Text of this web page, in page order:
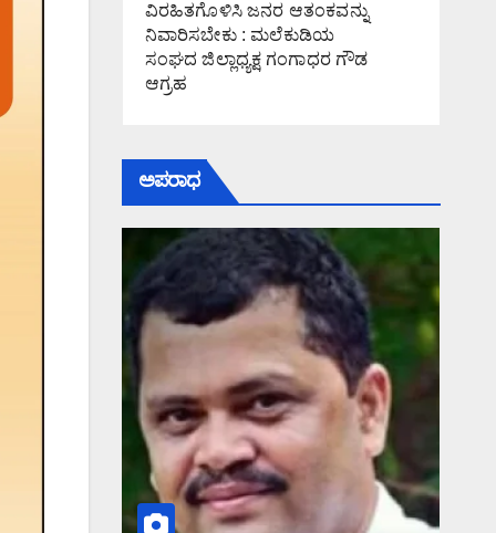
ವಿರಹಿತಗೊಳಿಸಿ ಜನರ ಆತಂಕವನ್ನು
ನಿವಾರಿಸಬೇಕು : ಮಲೆಕುಡಿಯ
ಸಂಘದ ಜಿಲ್ಲಾಧ್ಯಕ್ಷ ಗಂಗಾಧರ ಗೌಡ
ಆಗ್ರಹ
ಅಪರಾಧ